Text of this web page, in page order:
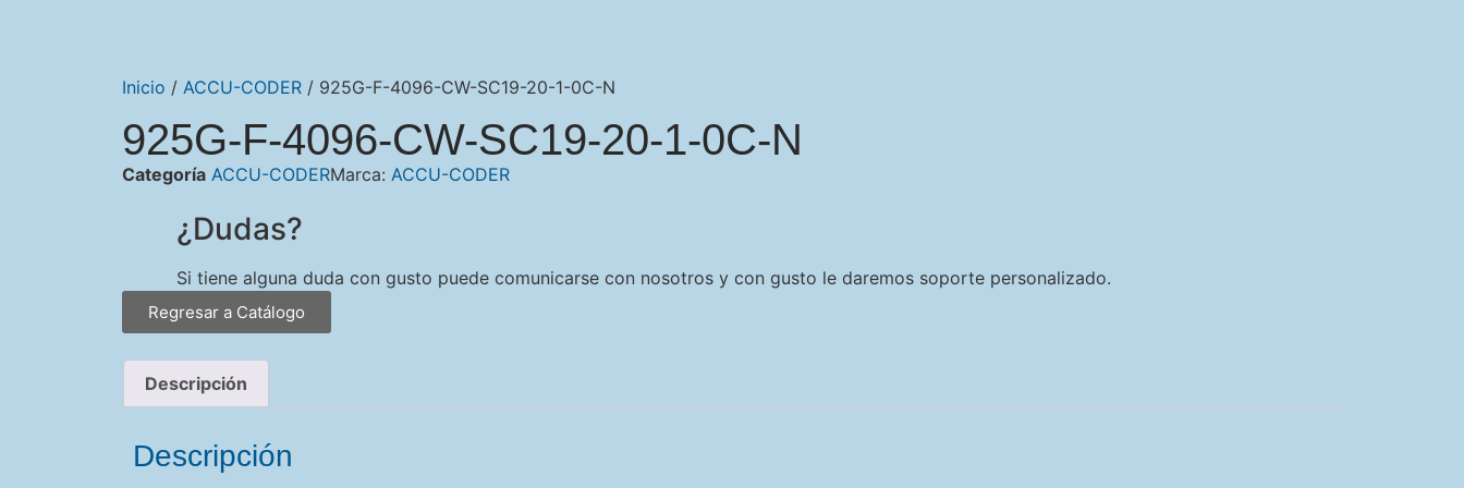
Inicio / ACCU-CODER / 925G-F-4096-CW-SC19-20-1-0C-N
925G-F-4096-CW-SC19-20-1-0C-N
Categoría ACCU-CODERMarca: ACCU-CODER
¿Dudas?
Si tiene alguna duda con gusto puede comunicarse con nosotros y con gusto le daremos soporte personalizado.
Regresar a Catálogo
Descripción
Descripción